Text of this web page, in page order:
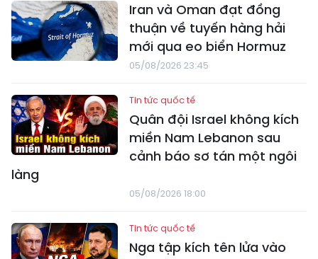
Iran và Oman đạt đồng
thuận về tuyến hàng hải
mới qua eo biển Hormuz
05/08/2026 23:45
Tin tức quốc tế
Quân đội Israel không kích
miền Nam Lebanon sau
cảnh báo sơ tán một ngôi
làng
05/08/2026 18:00
Tin tức quốc tế
Nga tập kích tên lửa vào